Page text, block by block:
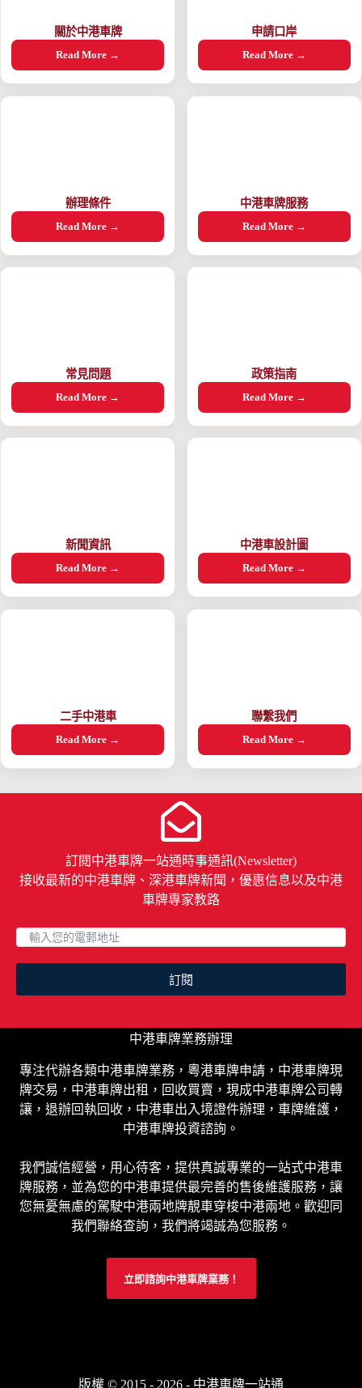
關於中港車牌
Read More →
申請口岸
Read More →
辦理條件
Read More →
中港車牌服務
Read More →
常見問題
Read More →
政策指南
Read More →
新聞資訊
Read More →
中港車設計圖
Read More →
二手中港車
Read More →
聯繫我們
Read More →
訂閱中港車牌一站通時事通訊(Newsletter)
接收最新的中港車牌、深港車牌新聞，優惠信息以及中港
車牌專家教路
訂閱
中港車牌業務辦理
專注代辦各類中港車牌業務，粵港車牌申請，中港車牌現
牌交易，中港車牌出租，回收買賣，現成中港車牌公司轉
讓，退辦回執回收，中港車出入境證件辦理，車牌維護，
中港車牌投資諮詢。
我們誠信經營，用心待客，提供真誠專業的一站式中港車
牌服務，並為您的中港車提供最完善的售後維護服務，讓
您無憂無慮的駕駛中港兩地牌靚車穿梭中港兩地。歡迎同
我們聯絡查詢，我們將竭誠為您服務。
立即諮詢中港車牌業務！
版權 © 2015 - 2026 - 中港車牌一站通